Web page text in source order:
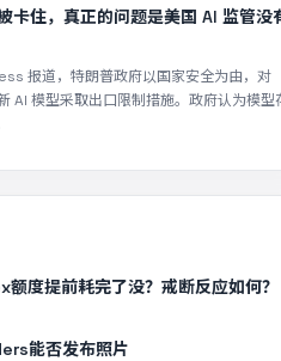
住，真正的问题是美国 AI 监管没
报道，特朗普政府以国家安全为由，对
AI 模型采取出口限制措施。政府认为模型
度提前耗完了没？戒断反应如何？
能否发布照片